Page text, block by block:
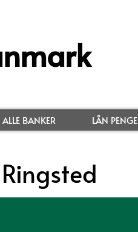
ALLE BANKER LÅN PENGE